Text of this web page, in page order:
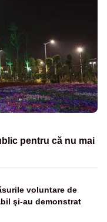
pentru că nu mai
voluntare de
şi-au demonstrat